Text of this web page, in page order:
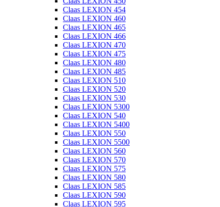
Claas LEXION 454
Claas LEXION 460
Claas LEXION 465
Claas LEXION 466
Claas LEXION 470
Claas LEXION 475
Claas LEXION 480
Claas LEXION 485
Claas LEXION 510
Claas LEXION 520
Claas LEXION 530
Claas LEXION 5300
Claas LEXION 540
Claas LEXION 5400
Claas LEXION 550
Claas LEXION 5500
Claas LEXION 560
Claas LEXION 570
Claas LEXION 575
Claas LEXION 580
Claas LEXION 585
Claas LEXION 590
Claas LEXION 595